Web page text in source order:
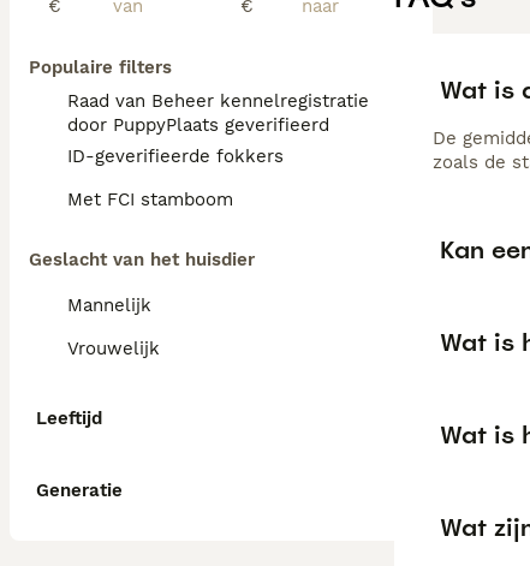
€
€
Populaire filters
Raad van Beheer kennelregistratie
door PuppyPlaats geverifieerd
ID-geverifieerde fokkers
Met FCI stamboom
Geslacht van het huisdier
Mannelijk
Vrouwelijk
Leeftijd
Generatie
Wat is
De
zoals de
Kan
Wat is
Wat is
Wat